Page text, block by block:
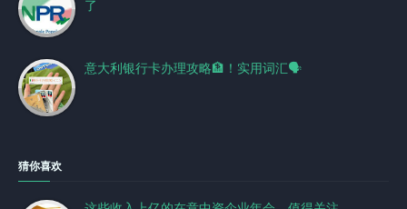
了
意大利银行卡办理攻略🏦！实用词汇🗣️
猜你喜欢